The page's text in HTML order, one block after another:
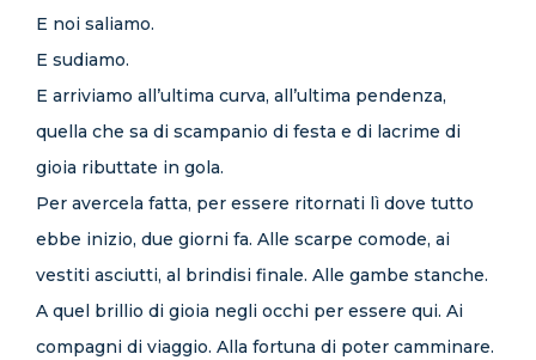
E noi saliamo.
E sudiamo.
E arriviamo all’ultima curva, all’ultima pendenza,
quella che sa di scampanio di festa e di lacrime di
gioia ributtate in gola.
Per avercela fatta, per essere ritornati lì dove tutto
ebbe inizio, due giorni fa. Alle scarpe comode, ai
vestiti asciutti, al brindisi finale. Alle gambe stanche.
A quel brillio di gioia negli occhi per essere qui. Ai
compagni di viaggio. Alla fortuna di poter camminare.